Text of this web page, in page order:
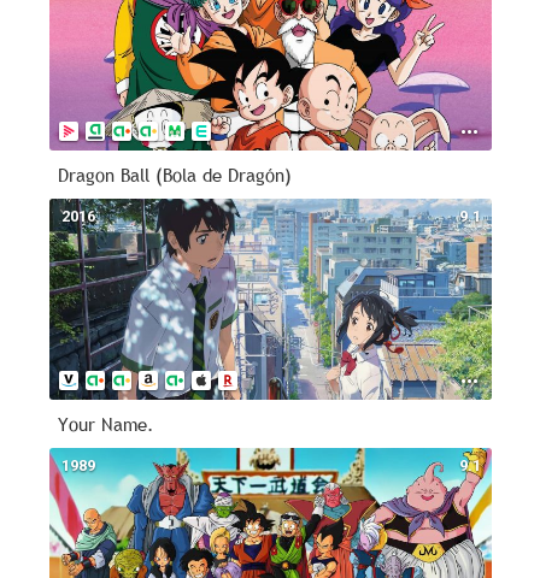
Dragon Ball (Bola de Dragón)
9.1
2016
Your Name.
9.1
1989